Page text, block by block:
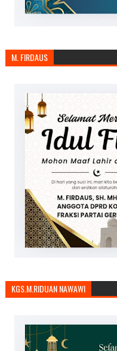
M. FIRDAUS
KGS.M.RIDUAN NAWAWI